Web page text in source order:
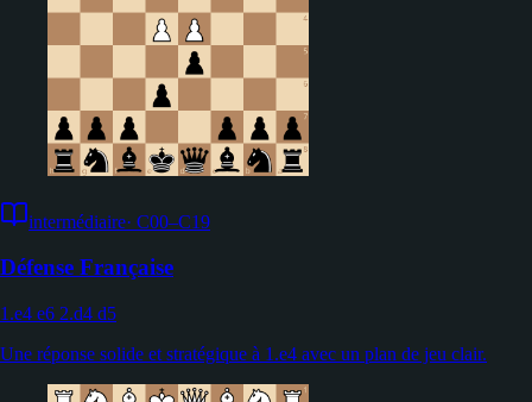
intermédiaire· C00–C19
Défense Française
1.e4 e6 2.d4 d5
Une réponse solide et stratégique à 1.e4 avec un plan de jeu clair.